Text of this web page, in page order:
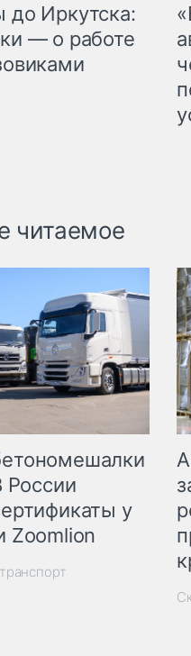
Иркутска:
— о работе
читаемое
России
у
Zoomlion